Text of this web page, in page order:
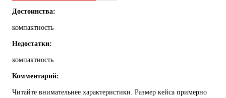
Достоинства:
компактность
Недостатки:
компактность
Комментарий:
Читайте внимательнее характеристики. Размер кейса примерно